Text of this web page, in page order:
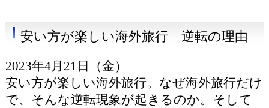
安い方が楽しい海外旅行 逆転の理由
2023年4月21日（金）
安い方が楽しい海外旅行。なぜ海外旅行だけ
で、そんな逆転現象が起きるのか。そして